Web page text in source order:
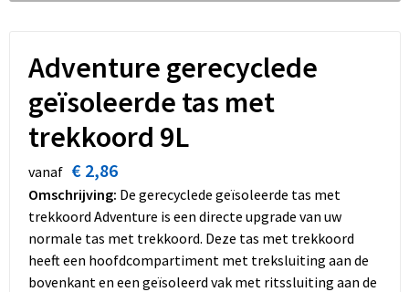
Kledingaccessoires
Schorten en Sloven
Gilets
Restauranttextiel
Hoofdbescherming
Gehoorbescherming
Gereedschap
Snoepgoed
Spellen voor binnen en buiten
Sport
Veiligheid, Auto en Fiets
Vrije tijd en Strand
Promotietassen
Boodschappentassen
Reistassen
Schoudertassen
Toilettassen
Koffers en Trolleys
Adventure gerecyclede
geïsoleerde tas met
trekkoord 9L
vanaf € 2,86
Omschrijving: De gerecyclede geïsoleerde tas met
trekkoord Adventure is een directe upgrade van uw
normale tas met trekkoord. Deze tas met trekkoord
heeft een hoofdcompartiment met treksluiting aan de
bovenkant en een geïsoleerd vak met ritssluiting aan de